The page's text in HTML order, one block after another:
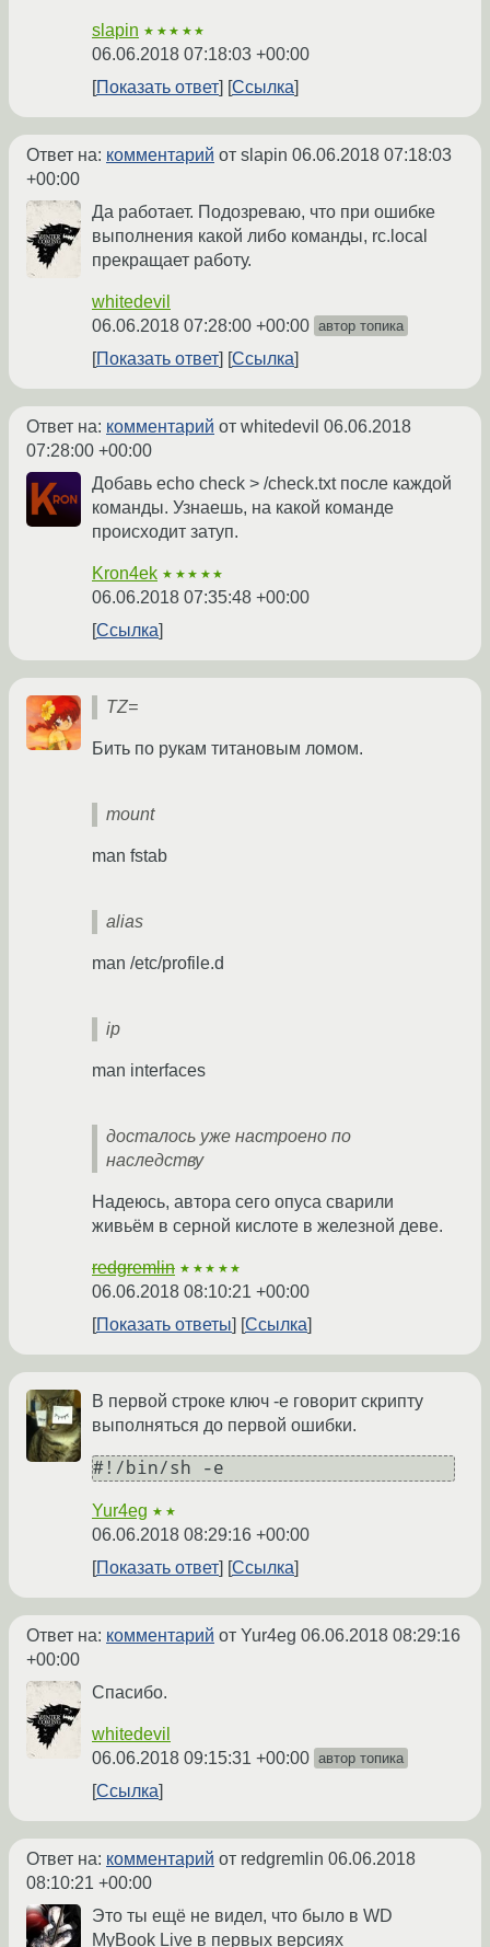
slapin ★★★★★
06.06.2018 07:18:03 +00:00
Показать ответ
Ссылка
Ответ на: комментарий от slapin 06.06.2018 07:18:03
+00:00
Да работает. Подозреваю, что при ошибке
выполнения какой либо команды, rc.local
прекращает работу.
whitedevil
06.06.2018 07:28:00 +00:00 автор топика
Показать ответ Ссылка
Ответ на: комментарий от whitedevil 06.06.2018
07:28:00 +00:00
Добавь echo check > /check.txt после каждой
команды. Узнаешь, на какой команде
происходит затуп.
Kron4ek ★★★★★
06.06.2018 07:35:48 +00:00
Ссылка
TZ=
Бить по рукам титановым ломом.
mount
man fstab
alias
man /etc/profile.d
ip
man interfaces
досталось уже настроено по
наследству
Надеюсь, автора сего опуса сварили
живьём в серной кислоте в железной деве.
redgremlin ★★★★★
06.06.2018 08:10:21 +00:00
Показать ответы
Ссылка
В первой строке ключ -e говорит скрипту
выполняться до первой ошибки.
Yur4eg ★★
06.06.2018 08:29:16 +00:00
Показать ответ
Ссылка
Ответ на: комментарий от Yur4eg 06.06.2018 08:29:16
+00:00
Спасибо.
whitedevil
06.06.2018 09:15:31 +00:00 автор топика
Ссылка
Ответ на: комментарий от redgremlin 06.06.2018
08:10:21 +00:00
Это ты ещё не видел, что было в WD
MyBook Live в первых версиях